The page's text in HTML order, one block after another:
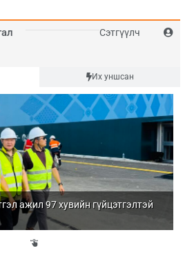
Сэтгүүлч
Их уншсан
ажил 97 хувийн гүйцэтгэлтэй